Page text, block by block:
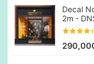
Decal
2m -